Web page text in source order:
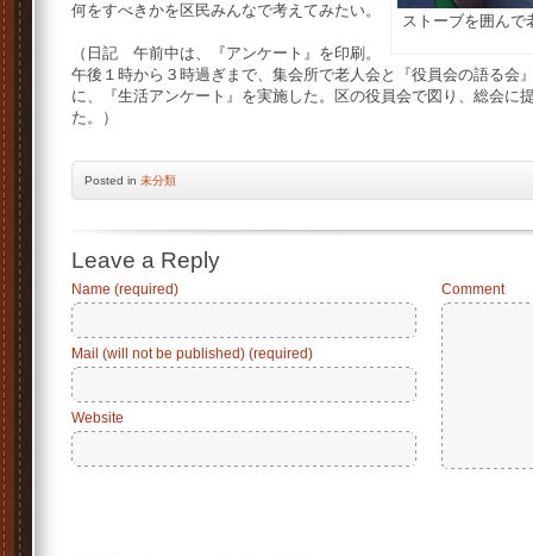
ストーブを囲んで
何をすべきかを区民みんなで考えてみたい。
（日記 午前中は、『アンケート』を印刷。
午後１時から３時過ぎまで、集会所で老人会と『役員会の語る会
に、『生活アンケート』を実施した。区の役員会で図り、総会に
た。）
Posted in 未分類
Leave a Reply
Name (required)
Mail (will not be published) (required)
Website
Comment